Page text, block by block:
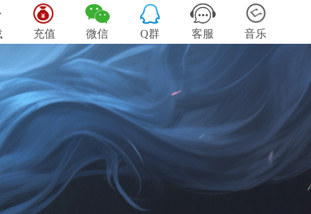
充值 微信 Q群 客服 音乐